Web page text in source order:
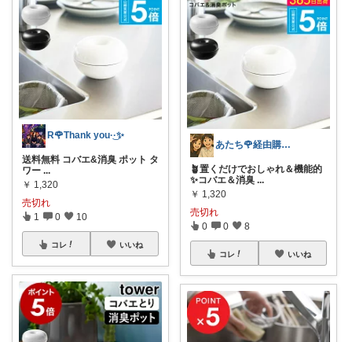
R🌹Thank you·͜·✨
送料無料 コバエ&消臭 ポット タ
ワー ...
￥ 1,320
売切れ
1 0 10
コレ いいね
あたち🌹経由購入感謝🫰美容、便利
🪴置くだけでおしゃれ＆機能的
✨コバエ＆消臭 ...
￥ 1,320
売切れ
0 0 8
コレ いいね